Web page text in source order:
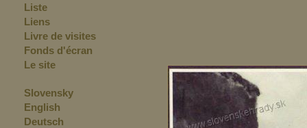
Liste
Liens
Livre de visites
Fonds d'écran
Le site
Slovensky
English
Deutsch